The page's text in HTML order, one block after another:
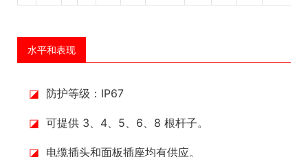
水平和表现
◪ 防护等级：IP67
◪ 可提供 3、4、5、6、8 根杆子。
◪ 电缆插头和面板插座均有供应。